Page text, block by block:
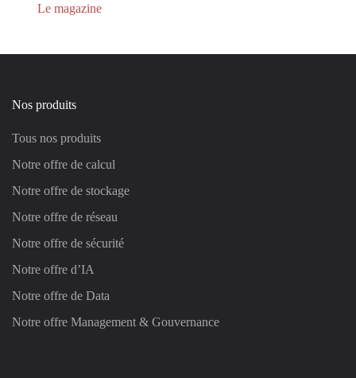
Le magazine
Nos produits
Tous nos produits
Notre offre de calcul
Notre offre de stockage
Notre offre de réseau
Notre offre de sécurité
Notre offre d’IA
Notre offre de Data
Notre offre Management & Gouvernance